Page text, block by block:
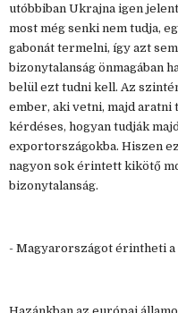
utóbbiban Ukrajna igen
most még senki nem tudja,
gabonát termelni, így azt
bizonytalanság önmagában
belül ezt tudni kell. Az
ember, aki vetni, majd aratni
kérdéses, hogyan tudják
exportországokba. Hiszen
nagyon sok érintett kikötő
bizonytalanság.
- Magyarországot érintheti a